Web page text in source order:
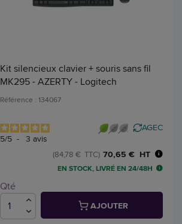
Kit silencieux clavier + souris sans fil
MK295 - AZERTY - Logitech
Référence : 134067
5/5 - 3 avis
AGEC
70,65 € HT
(84,78 € TTC)
EN STOCK, LIVRÉ EN 24/48H
Qté
AJOUTER